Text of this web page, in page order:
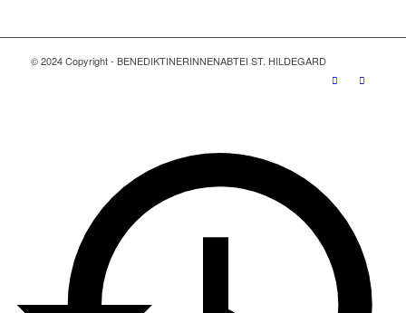
© 2024 Copyright - BENEDIKTINERINNENABTEI ST. HILDEGARD